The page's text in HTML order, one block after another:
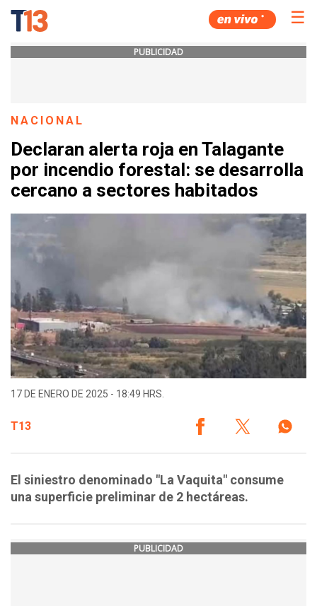
☰
PUBLICIDAD
NACIONAL
Declaran alerta roja en Talagante
por incendio forestal: se desarrolla
cercano a sectores habitados
17 DE ENERO DE 2025 - 18:49 HRS.
T13
El siniestro denominado "La Vaquita" consume
una superficie preliminar de 2 hectáreas.
PUBLICIDAD